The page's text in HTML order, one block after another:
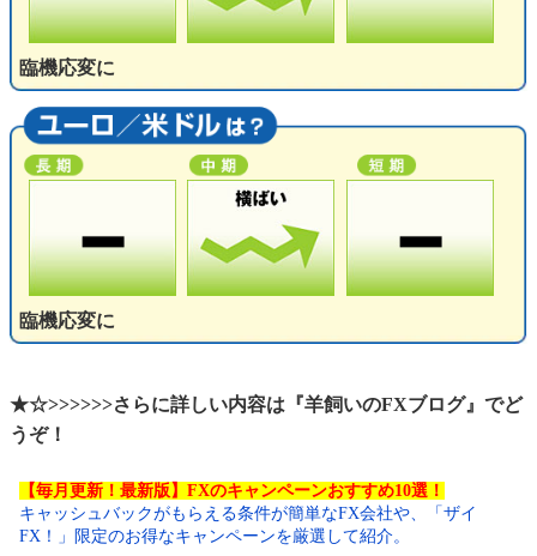
臨機応変に
臨機応変に
★☆>>>>>>さらに詳しい内容は『羊飼いのFXブログ』でど
うぞ！
【毎月更新！最新版】FXのキャンペーンおすすめ10選！
キャッシュバックがもらえる条件が簡単なFX会社や、「ザイ
FX！」限定のお得なキャンペーンを厳選して紹介。